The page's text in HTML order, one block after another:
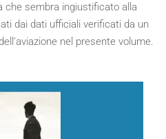
che sembra ingiustificato alla
dai dati ufficiali verificati da un
nel presente volume.